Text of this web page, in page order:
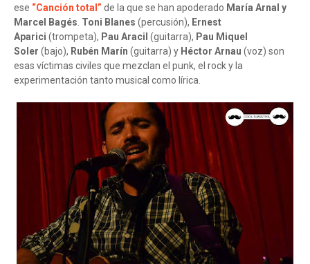
ese “Canción total” de la que se han apoderado María Arnal y
Marcel Bagés. Toni Blanes (percusión), Ernest
Aparici (trompeta), Pau Aracil (guitarra), Pau Miquel
Soler (bajo), Rubén Marín (guitarra) y Héctor Arnau (voz) son
esas víctimas civiles que mezclan el punk, el rock y la
experimentación tanto musical como lírica.